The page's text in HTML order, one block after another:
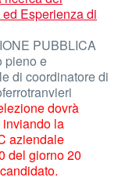
Esperienza di
PUBBLICA
pieno e
di coordinatore di
dovrà
la
aziendale
del giorno 20